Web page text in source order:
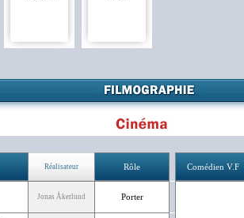
Réalisateur Rôle Comédien V.F
Jonas Åkerlund Porter